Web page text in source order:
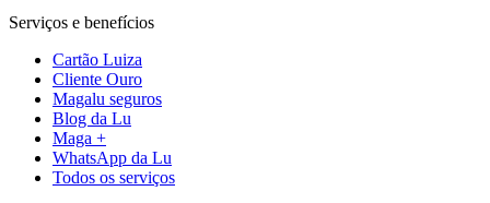
Serviços e benefícios
Cartão Luiza
Cliente Ouro
Magalu seguros
Blog da Lu
Maga +
WhatsApp da Lu
Todos os serviços